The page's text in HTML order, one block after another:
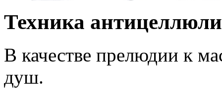
Техника
В качестве прелюдии к
душ.